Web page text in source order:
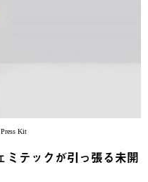
Kit
ミテックが引っ張る未開